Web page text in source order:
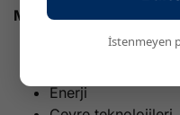
Mezunların çalıştığı
İlaç ve sağlık
Enerji
İstenmeyen